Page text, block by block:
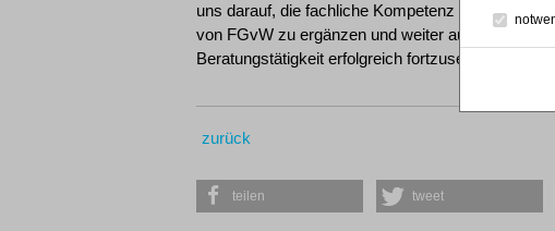
uns darauf, die fachliche Kompetenz und das
von FGvW zu ergänzen und weiter auszubauen
Beratungstätigkeit erfolgreich fortzusetzen.“
zurück
teilen tweet